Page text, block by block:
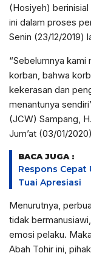
(Hosiyeh) berinisial
ini dalam proses
Senin (23/12/2019)
“Sebelumnya kami
korban, bahwa
kekerasan dan
menantunya
(JCW) Sampang,
Jum’at (03/01/
BACA JUGA :
Respons Cepat
Tuai Apresiasi
Menurutnya,
tidak
emosi pelaku.
Abah Tohir ini,